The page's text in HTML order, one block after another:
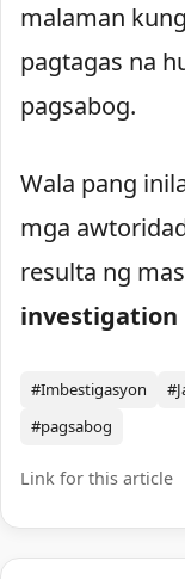
malaman
pagtagas na
pagsabog.
Wala pang
mga
resulta ng
investigation
#Imbestigasyon
#pagsabog
Link for this article